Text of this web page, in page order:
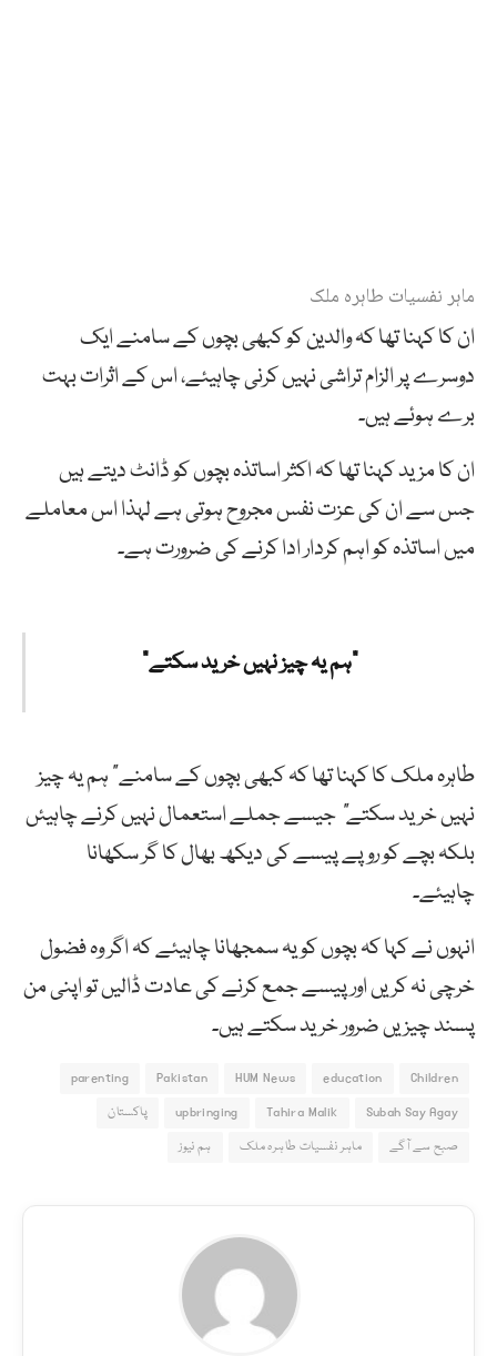
ماہر نفسیات طاہرہ ملک
ان کا کہنا تھا کہ والدین کو کبھی بچوں کے سامنے ایک
دوسرے پر الزام تراشی نہیں کرنی چاہیئے، اس کے اثرات بہت
برے ہوئے ہیں۔
ان کا مزید کہنا تھا کہ اکثر اساتذہ بچوں کو ڈانٹ دیتے ہیں
جس سے ان کی عزت نفس مجروح ہوتی ہے لہذا اس معاملے
میں اساتذہ کو اہم کردار ادا کرنے کی ضرورت ہے۔
“ہم یہ چیز نہیں خرید سکتے”
طاہرہ ملک کا کہنا تھا کہ کبھی بچوں کے سامنے“ہم یہ چیز
نہیں خرید سکتے“ جیسے جملے استعمال نہیں کرنے چاہیئں
بلکہ بچے کو روپے پیسے کی دیکھ بھال کا گر سکھانا
چاہیئے۔
انہوں نے کہا کہ بچوں کو یہ سمجھانا چاہیئے کہ اگر وہ فضول
خرچی نہ کریں اور پیسے جمع کرنے کی عادت ڈالیں تو اپنی من
پسند چیزیں ضرور خرید سکتے ہیں۔
Children
education
HUM News
Pakistan
parenting
Subah Say Agay
Tahira Malik
upbringing
پاکستان
صبح سے آگے
ماہر نفسیات طاہرہ ملک ہم نیوز